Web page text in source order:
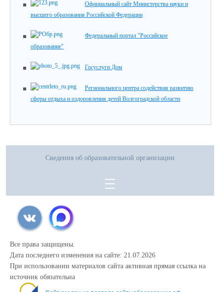
Официальный сайт Министерства науки и
высшего образования Российской Федерации
Федеральный портал "Российское
образование"
Госуслуги Дом
Регионального центра содействия развитию
сферы отдыха и оздоровления детей Волгоградской области
Сведения об образовательной организации
Все права защищены.
Дата последнего изменения на сайте: 21.07.2026
При использовании материалов сайта активная прямая ссылка на
источник обязательна